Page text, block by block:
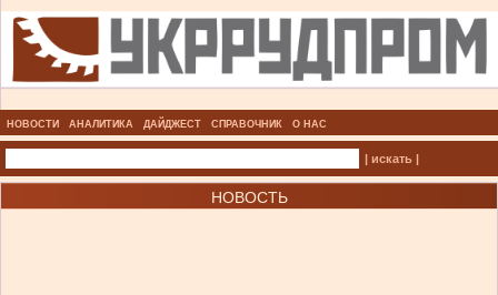
НОВОСТИ АНАЛИТИКА ДАЙДЖЕСТ СПРАВОЧНИК О НАС
| искать |
НОВОСТЬ